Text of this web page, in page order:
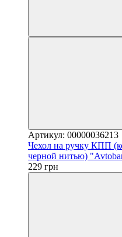
Артикул: 00000036213
Чехол на ручку КПП
черной нитью)
229 грн